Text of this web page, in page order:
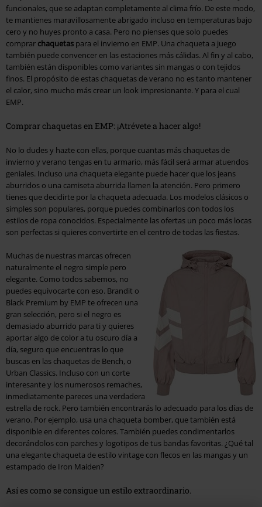
funcionales, que se adaptan completamente al clima frío. De este modo,
te mantienes maravillosamente abrigado incluso en temperaturas bajo
cero y no huyes pronto a casa. Pero no pienses que solo puedes
comprar chaquetas para el invierno en EMP. Una chaqueta a juego
también puede convencer en las estaciones más cálidas. Al fin y al cabo,
también están disponibles como variantes sin mangas o con tejidos
finos. El propósito de estas chaquetas de verano no es tanto mantener
el calor, sino mucho más crear un look impresionante. Y para el cual
EMP.
Comprar chaquetas en EMP: ¡Atrévete a hacer algo!
No lo dudes y hazte con ellas, porque cuantas más chaquetas de
invierno y verano tengas en tu armario, más fácil será armar atuendos
geniales. Incluso una chaqueta elegante puede hacer que los jeans
aburridos o una camiseta aburrida llamen la atención. Pero primero
tienes que decidirte por la chaqueta adecuada. Los modelos clásicos o
simples son populares, porque puedes combinarlos con todos los
estilos de ropa conocidos. Especialmente las ofertas un poco más locas
son perfectas si quieres convertirte en el centro de todas las fiestas.
Muchas de nuestras marcas ofrecen
naturalmente el negro simple pero
elegante. Como todos sabemos, no
puedes equivocarte con eso. Brandit o
Black Premium by EMP te ofrecen una
gran selección, pero si el negro es
demasiado aburrido para ti y quieres
aportar algo de color a tu oscuro día a
día, seguro que encuentras lo que
buscas en las chaquetas de Bench, o
Urban Classics. Incluso con un corte
interesante y los numerosos remaches,
inmediatamente pareces una verdadera
estrella de rock. Pero también encontrarás lo adecuado para los días de
verano. Por ejemplo, usa una chaqueta bomber, que también está
disponible en diferentes colores. También puedes condimentarlos
decorándolos con parches y logotipos de tus bandas favoritas. ¿Qué tal
una elegante chaqueta de estilo vintage con flecos en las mangas y un
estampado de Iron Maiden?
Así es como se consigue un estilo extraordinario.